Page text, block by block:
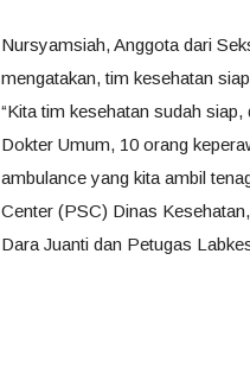
Nursyamsiah, Anggota dari
mengatakan, tim kesehatan
“Kita tim kesehatan sudah
Dokter Umum, 10 orang
ambulance yang kita ambil
Center (PSC) Dinas
Dara Juanti dan Petugas